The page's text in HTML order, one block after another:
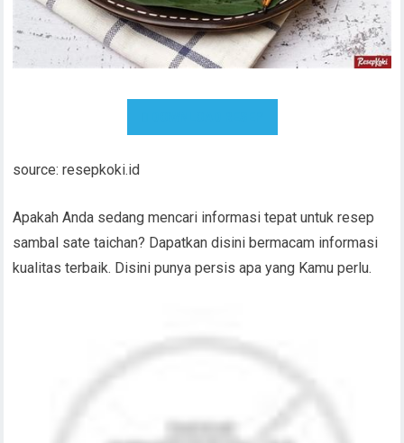
source: resepkoki.id
Apakah Anda sedang mencari informasi tepat untuk resep
sambal sate taichan? Dapatkan disini bermacam informasi
kualitas terbaik. Disini punya persis apa yang Kamu perlu.